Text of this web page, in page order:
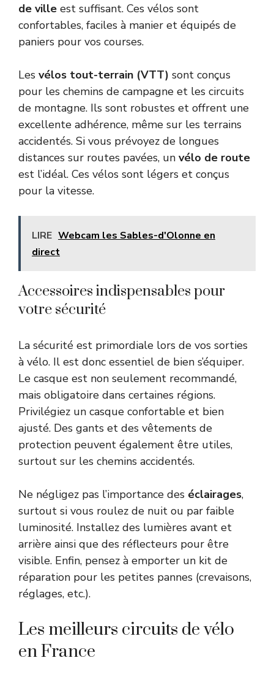
de ville est suffisant. Ces vélos sont
confortables, faciles à manier et équipés de
paniers pour vos courses.
Les vélos tout-terrain (VTT) sont conçus
pour les chemins de campagne et les circuits
de montagne. Ils sont robustes et offrent une
excellente adhérence, même sur les terrains
accidentés. Si vous prévoyez de longues
distances sur routes pavées, un vélo de route
est l’idéal. Ces vélos sont légers et conçus
pour la vitesse.
LIRE Webcam les Sables-d'Olonne en
direct
Accessoires indispensables pour
votre sécurité
La sécurité est primordiale lors de vos sorties
à vélo. Il est donc essentiel de bien s’équiper.
Le casque est non seulement recommandé,
mais obligatoire dans certaines régions.
Privilégiez un casque confortable et bien
ajusté. Des gants et des vêtements de
protection peuvent également être utiles,
surtout sur les chemins accidentés.
Ne négligez pas l’importance des éclairages,
surtout si vous roulez de nuit ou par faible
luminosité. Installez des lumières avant et
arrière ainsi que des réflecteurs pour être
visible. Enfin, pensez à emporter un kit de
réparation pour les petites pannes (crevaisons,
réglages, etc.).
Les meilleurs circuits de vélo
en France